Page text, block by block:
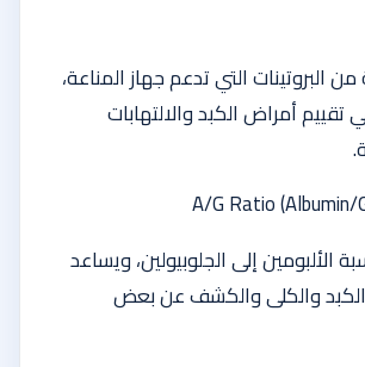
البروتينات التي تدعم جهاز المناعة،
أمراض الكبد والالتهابات
الألبومين إلى الجلوبيولين، ويساعد
والكلى والكشف عن بعض